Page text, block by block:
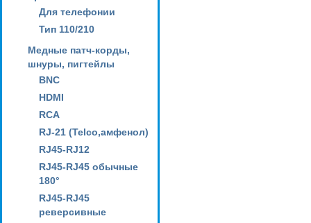
Для телефонии
Тип 110/210
Медные патч-корды,
шнуры, пигтейлы
BNC
HDMI
RCA
RJ-21 (Telco,амфенол)
RJ45-RJ12
RJ45-RJ45 обычные
180°
RJ45-RJ45
реверсивные